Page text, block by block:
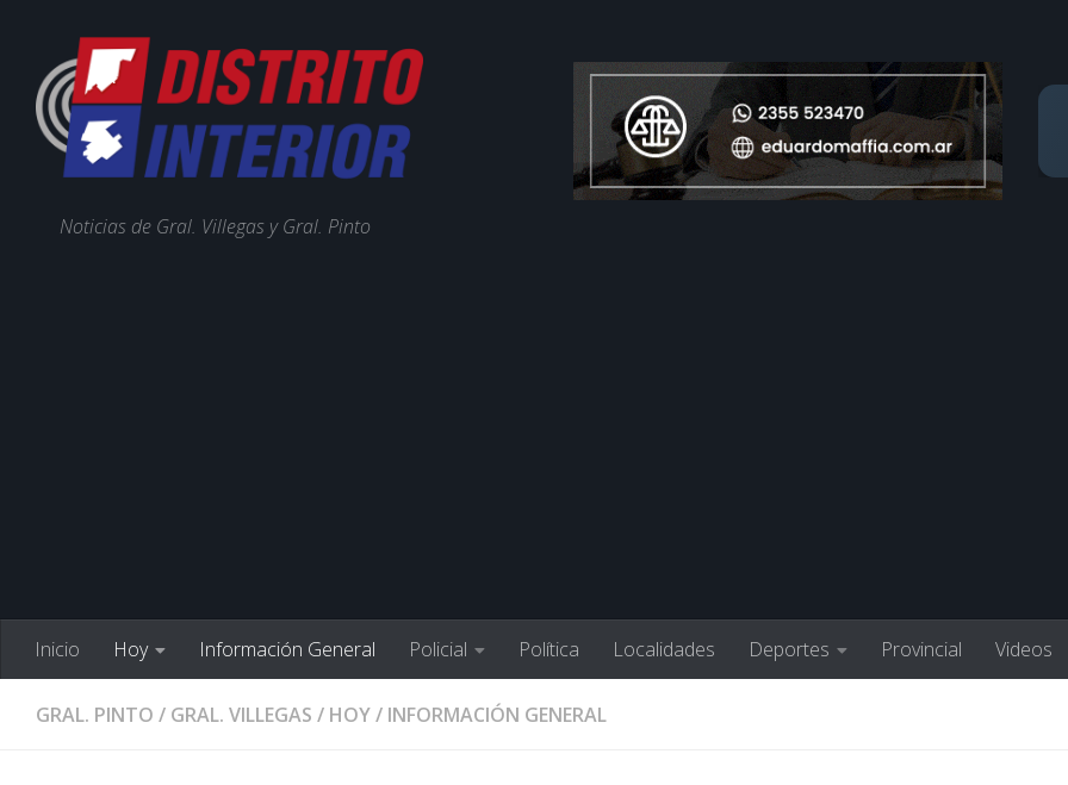
Noticias de Gral. Villegas y Gral. Pinto
Inicio Hoy Información General Policial Política Localidades Deportes Provincial Videos
GRAL. PINTO / GRAL. VILLEGAS / HOY/ INFORMACIÓN GENERAL